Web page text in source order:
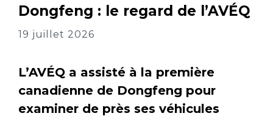
Dongfeng : le regard de l’AVÉQ
19 juillet 2026
L’AVÉQ a assisté à la première
canadienne de Dongfeng pour
examiner de près ses véhicules